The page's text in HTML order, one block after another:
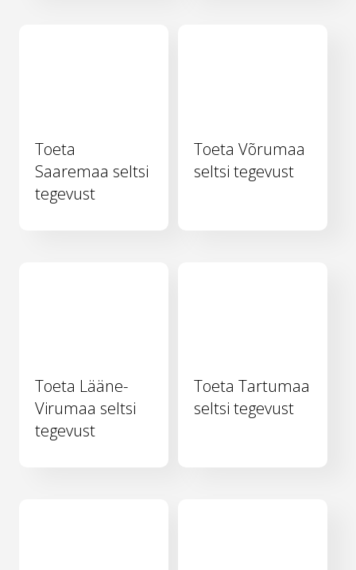
Toeta
Saaremaa seltsi
tegevust
Toeta Võrumaa
seltsi tegevust
Toeta Lääne-
Virumaa seltsi
tegevust
Toeta Tartumaa
seltsi tegevust